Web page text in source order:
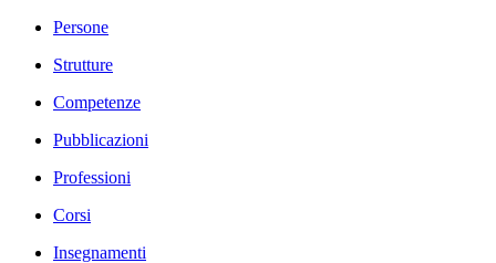
Persone
Strutture
Competenze
Pubblicazioni
Professioni
Corsi
Insegnamenti